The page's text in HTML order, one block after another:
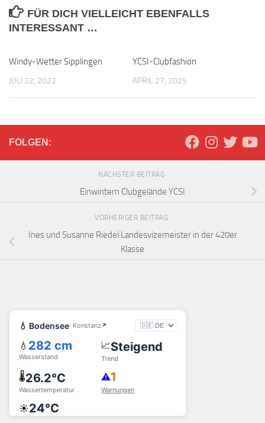
FÜR DICH VIELLEICHT EBENFALLS
INTERESSANT …
Windy-Wetter Sipplingen
JULI 22, 2022
YCSI-Clubfashion
APRIL 27, 2025
FOLGEN:
NÄCHSTER BEITRAG
Einwintern Clubgelände YCSI
VORHERIGER BEITRAG
Ines und Susanne Riedel Landesvizemeister in der 420er
Klasse